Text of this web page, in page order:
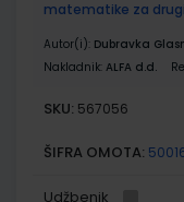
matematike za
Autor(i): Dubravka
Nakladnik: ALFA d.d.
SKU: 567056
ŠIFRA OMOTA:
Udžbenik